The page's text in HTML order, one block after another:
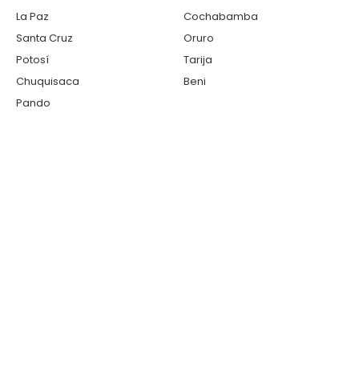
La Paz
Cochabamba
Santa Cruz
Oruro
Potosí
Tarija
Chuquisaca
Beni
Pando